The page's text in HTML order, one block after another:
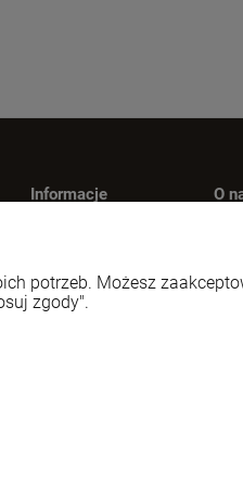
Informacje O
potrzeb. Możesz
zgody".